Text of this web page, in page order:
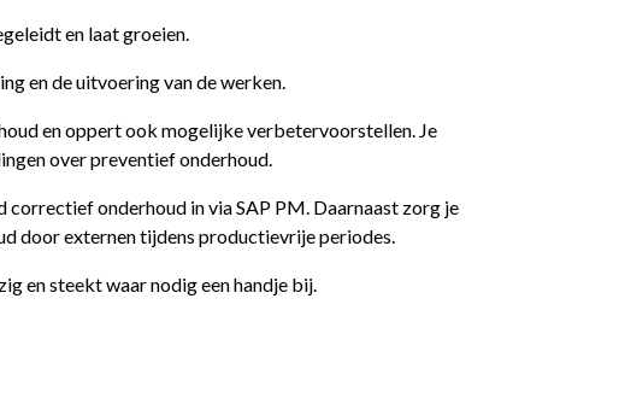
en laat groeien.
en de uitvoering van de werken.
en oppert ook mogelijke verbetervoorstellen. Je
over preventief onderhoud.
correctief onderhoud in via SAP PM. Daarnaast zorg je
door externen tijdens productievrije periodes.
en steekt waar nodig een handje bij.